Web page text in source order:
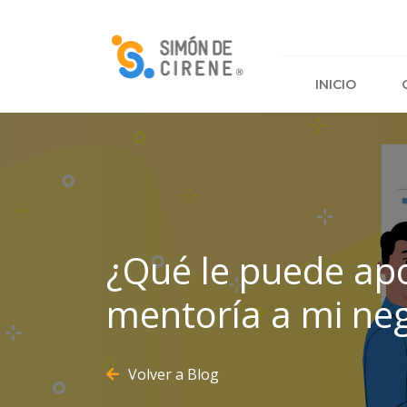
INICIO
PARA EMPRENDIMIENTOS
CURSOS
¿Qué le puede
mentoría a mi
Volver a Blog